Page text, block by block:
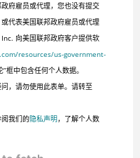
府雇员或代理，您也没有提交
代表美国联邦政府雇员或代理
向美国联邦政府客户提供软
resources/us-government-
框中包含任何个人数据。
，请勿使用此表单。请转至
我们的隐私声明，了解个人数